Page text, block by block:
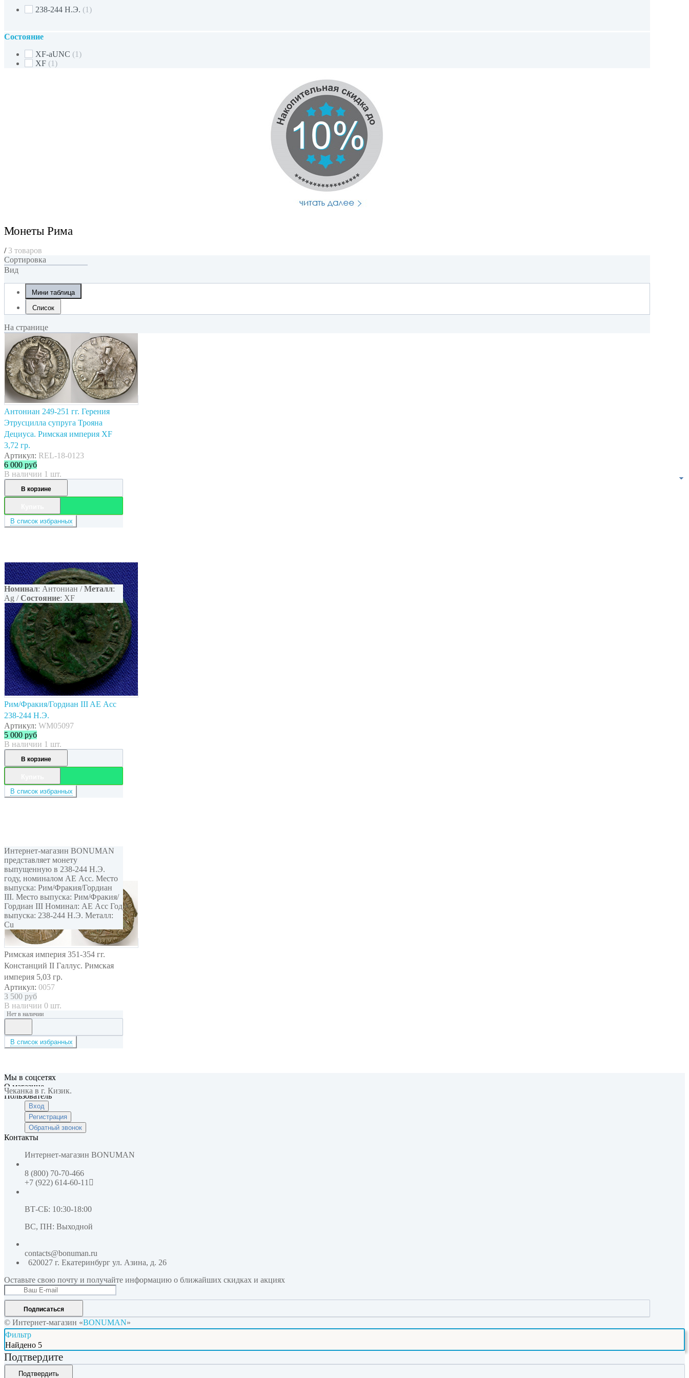
238-244 Н.Э. (1)
Состояние
XF-aUNC (1)
XF (1)
Монеты Рима
/ 3 товаров
Сортировка
Вид
Мини таблица
Список
На странице
Антониан 249-251 гг. Герения
Этрусцилла супруга Трояна
Дециуса. Римская империя XF
3,72 гр.
Артикул: REL-18-0123
6 000 руб
В наличии 1 шт.
В корзине
В список избранных
Номинал: Антониан /Металл:
Ag /Состояние: XF
Рим/Фракия/Гордиан III AE Асс
238-244 Н.Э.
Артикул: WM05097
5 000 руб
В наличии 1 шт.
В корзине
В список избранных
Интернет-магазин BONUMAN
представляет монету
выпущенную в 238-244 Н.Э.
году, номиналом AE Асс. Место
выпуска: Рим/Фракия/Гордиан
III. Место выпуска: Рим/Фракия/
Гордиан III Номинал: AE Асс Год
выпуска: 238-244 Н.Э. Металл:
Cu
Римская империя 351-354 гг.
Констанций II Галлус. Римская
империя 5,03 гр.
Артикул: 0057
3 500 руб
В наличии 0 шт.
Нет в наличии
В список избранных
Чеканка в г. Кизик.
Мы в соцсетях
О магазине
Пользователь
Вход
Регистрация
Обратный звонок
Контакты
Интернет-магазин BONUMAN
8 (800) 70-70-466
+7 (922) 614-60-11
ВТ-СБ: 10:30-18:00
ВС, ПН: Выходной
contacts@bonuman.ru
620027 г. Екатеринбург ул. Азина, д. 26
Оставьте свою почту и получайте информацию о ближайших скидках и акциях
Подписаться
© Интернет-магазин «BONUMAN»
Фильтр
Найдено 5
Подтвердите
Подтвердить